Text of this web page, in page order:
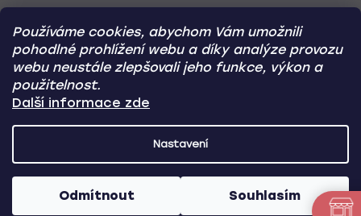
Používáme cookies, abychom Vám umožnili
pohodlné prohlížení webu a díky analýze provozu
webu neustále zlepšovali jeho funkce, výkon a
použitelnost.
Další informace zde
Nastavení
Odmítnout Souhlasím
Způsoby platby:
Online
Převod
Dobírka
Copyright (c) 2012 -2026 CARVIN AUTODOPLŇKY- Všechna
Nakódoval Pavel Kuneš